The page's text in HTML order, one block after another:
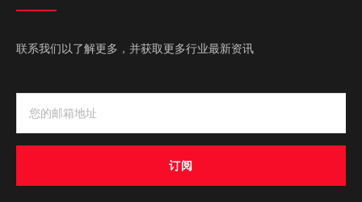
联系我们以了解更多，并获取更多行业最新资讯
订阅